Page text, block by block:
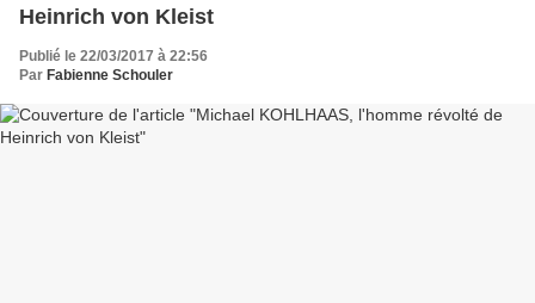
Heinrich von Kleist
Publié le 22/03/2017 à 22:56
Par Fabienne Schouler